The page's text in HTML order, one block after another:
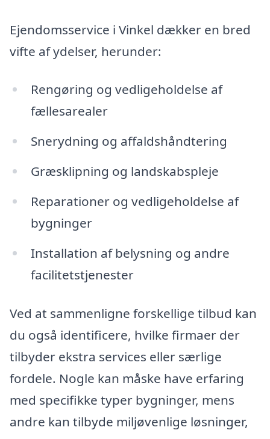
Ejendomsservice i Vinkel dækker en bred
vifte af ydelser, herunder:
Rengøring og vedligeholdelse af
fællesarealer
Snerydning og affaldshåndtering
Græsklipning og landskabspleje
Reparationer og vedligeholdelse af
bygninger
Installation af belysning og andre
facilitetstjenester
Ved at sammenligne forskellige tilbud kan
du også identificere, hvilke firmaer der
tilbyder ekstra services eller særlige
fordele. Nogle kan måske have erfaring
med specifikke typer bygninger, mens
andre kan tilbyde miljøvenlige løsninger,